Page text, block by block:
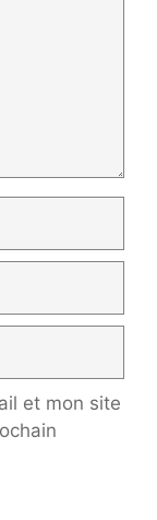
et mon site